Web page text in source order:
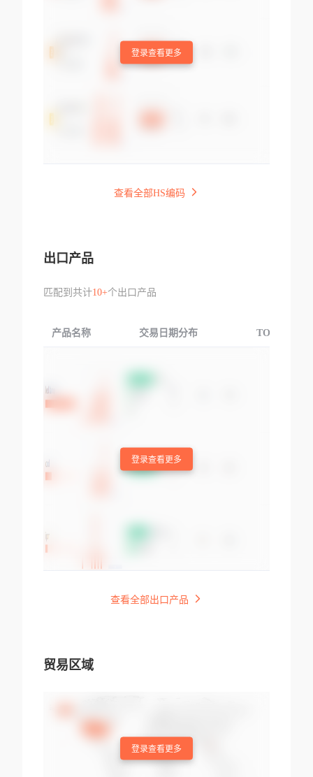
登录查看更多
查看全部HS编码
出口产品
匹配到共计10+个出口产品
产品名称 交易日期分布 TOP3交易国
登录查看更多
查看全部出口产品
贸易区域
登录查看更多